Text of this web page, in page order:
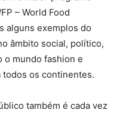
– World Food
alguns exemplos do
âmbito social, político,
o mundo fashion e
todos os continentes.
também é cada vez